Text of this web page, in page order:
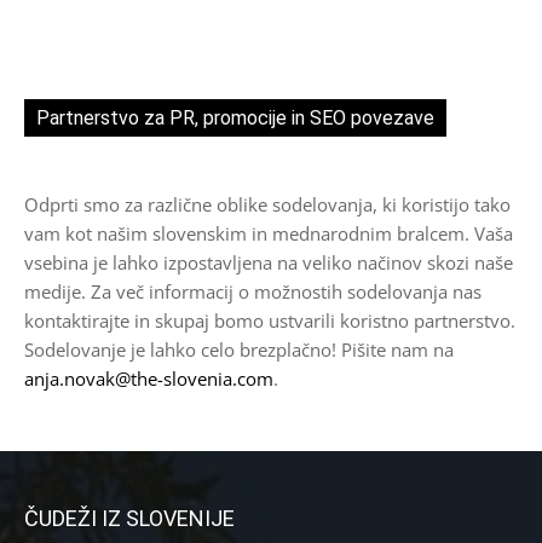
Partnerstvo za PR, promocije in SEO povezave
Odprti smo za različne oblike sodelovanja, ki koristijo tako
vam kot našim slovenskim in mednarodnim bralcem. Vaša
vsebina je lahko izpostavljena na veliko načinov skozi naše
medije. Za več informacij o možnostih sodelovanja nas
kontaktirajte in skupaj bomo ustvarili koristno partnerstvo.
Sodelovanje je lahko celo brezplačno! Pišite nam na
anja.novak@the-slovenia.com.
ČUDEŽI IZ SLOVENIJE